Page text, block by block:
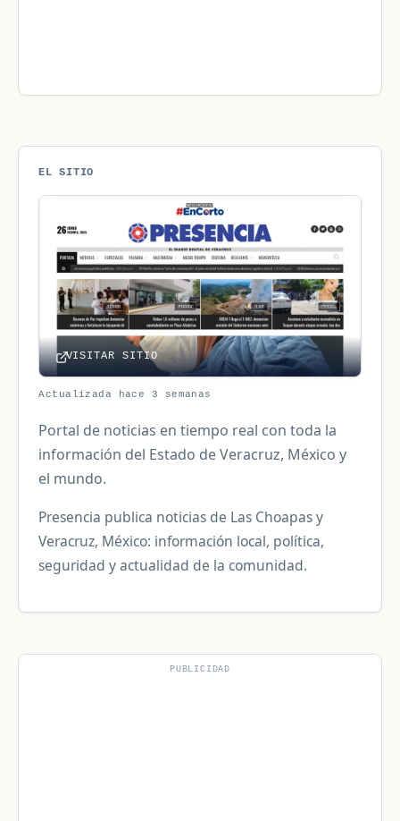
EL SITIO
VISITAR SITIO
Actualizada hace 3 semanas
Portal de noticias en tiempo real con toda la
información del Estado de Veracruz, México y
el mundo.
Presencia publica noticias de Las Choapas y
Veracruz, México: información local, política,
seguridad y actualidad de la comunidad.
PUBLICIDAD